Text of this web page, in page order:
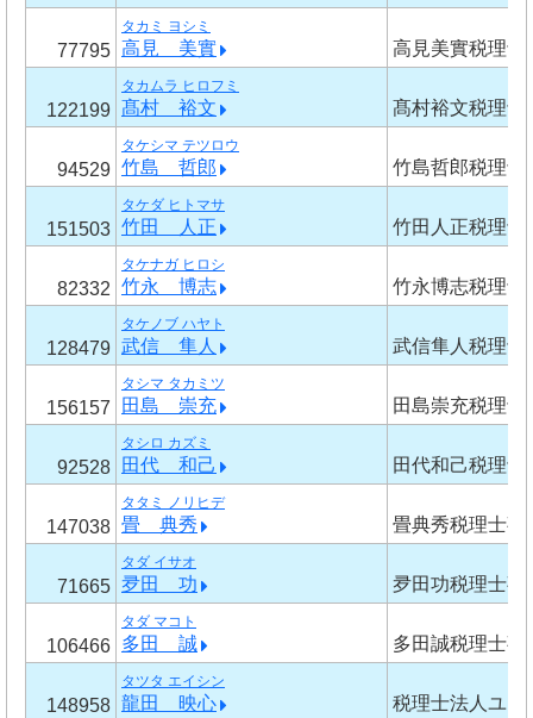
77795
タカミ ヨシミ
高見 美實 高見美實税理士
122199
タカムラ ヒロフミ
髙村 裕文 髙村裕文税理士
94529
タケシマ テツロウ
竹島 哲郎 竹島哲郎税理士
151503
タケダ ヒトマサ
竹田 人正 竹田人正税理士
82332
タケナガ ヒロシ
竹永 博志 竹永博志税理士
128479
タケノブ ハヤト
武信 隼人 武信隼人税理士
156157
タシマ タカミツ
田島 崇充 田島崇充税理士
92528
タシロ カズミ
田代 和己 田代和己税理士
147038
タタミ ノリヒデ
畳 典秀 畳典秀税理士事
71665
タダ イサオ
夛田 功 夛田功税理士事
106466
タダ マコト
多田 誠 多田誠税理士事
148958
タツタ エイシン
龍田 映心 税理士法人ユア